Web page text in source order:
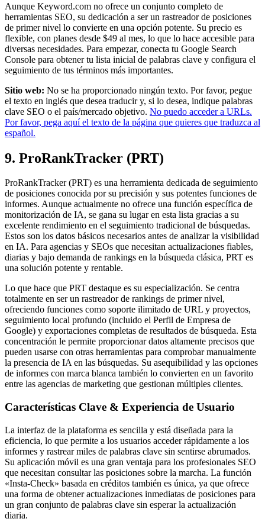
Aunque Keyword.com no ofrece un conjunto completo de
herramientas SEO, su dedicación a ser un rastreador de posiciones
de primer nivel lo convierte en una opción potente. Su precio es
flexible, con planes desde $49 al mes, lo que lo hace accesible para
diversas necesidades. Para empezar, conecta tu Google Search
Console para obtener tu lista inicial de palabras clave y configura el
seguimiento de tus términos más importantes.
Sitio web: No se ha proporcionado ningún texto. Por favor, pegue
el texto en inglés que desea traducir y, si lo desea, indique palabras
clave SEO o el país/mercado objetivo. No puedo acceder a URLs.
Por favor, pega aquí el texto de la página que quieres que traduzca al
español.
9. ProRankTracker (PRT)
ProRankTracker (PRT) es una herramienta dedicada de seguimiento
de posiciones conocida por su precisión y sus potentes funciones de
informes. Aunque actualmente no ofrece una función específica de
monitorización de IA, se gana su lugar en esta lista gracias a su
excelente rendimiento en el seguimiento tradicional de búsquedas.
Estos son los datos básicos necesarios antes de analizar la visibilidad
en IA. Para agencias y SEOs que necesitan actualizaciones fiables,
diarias y bajo demanda de rankings en la búsqueda clásica, PRT es
una solución potente y rentable.
Lo que hace que PRT destaque es su especialización. Se centra
totalmente en ser un rastreador de rankings de primer nivel,
ofreciendo funciones como soporte ilimitado de URL y proyectos,
seguimiento local profundo (incluido el Perfil de Empresa de
Google) y exportaciones completas de resultados de búsqueda. Esta
concentración le permite proporcionar datos altamente precisos que
pueden usarse con otras herramientas para comprobar manualmente
la presencia de IA en las búsquedas. Su asequibilidad y las opciones
de informes con marca blanca también lo convierten en un favorito
entre las agencias de marketing que gestionan múltiples clientes.
Características Clave & Experiencia de Usuario
La interfaz de la plataforma es sencilla y está diseñada para la
eficiencia, lo que permite a los usuarios acceder rápidamente a los
informes y rastrear miles de palabras clave sin sentirse abrumados.
Su aplicación móvil es una gran ventaja para los profesionales SEO
que necesitan consultar las posiciones sobre la marcha. La función
«Insta-Check» basada en créditos también es única, ya que ofrece
una forma de obtener actualizaciones inmediatas de posiciones para
un gran conjunto de palabras clave sin esperar la actualización
diaria.